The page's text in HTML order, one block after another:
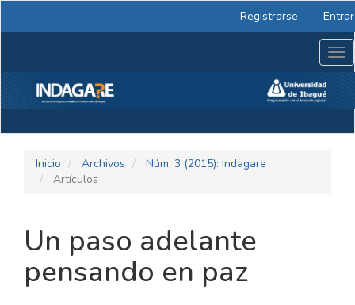
lateral
Registrarse Entrar
Inicio Archivos
Núm. 3 (2015): Indagare
Artículos
Un paso adelante
pensando en paz